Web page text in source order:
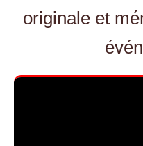
originale et